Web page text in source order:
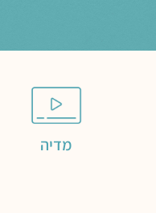
מדיה